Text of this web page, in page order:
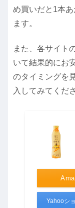
め買いだと1本
ます。
また、各サイト
いて結果的にお
のタイミングを
入してみてくだ
Yahooシ